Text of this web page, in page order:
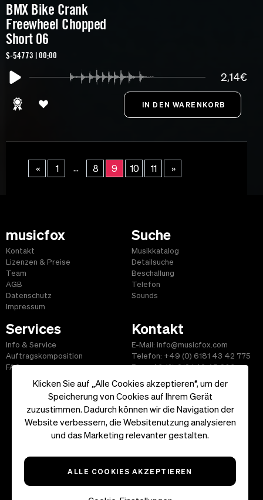
Klicken Sie auf „Alle Cookies akzeptieren“, um der
Speicherung von Cookies auf Ihrem Gerät
zuzustimmen. Dadurch können wir die Navigation der
Website verbessern, die Websitenutzung analysieren
und das Marketing relevanter gestalten.
ALLE COOKIES AKZEPTIEREN
BMX Bike Crank
Freewheel Chopped
Short 06
S-54773 | 00:00
2,14€
« 1 ... 8 9 10 11 »
musicfox
Kontakt
Lizenzen & Preise
Team
AGB
Datenschutz
Impressum
Suche
Musikkatalog
Detailsuche
Beschallung
Telefon
Sounds
Services
Info & Service
Auftragskomposition
FAQ
Kontakt
E-Mail: info@musicfox.com
Telefon: +49 (0) 6181 43 42 775
Fax: +49 (0) 6181 43 45 609
Start|Informationen|AGB|Kontakt
Copyright ©2026 musicfox.com - Gemafreie Musik. All Rights